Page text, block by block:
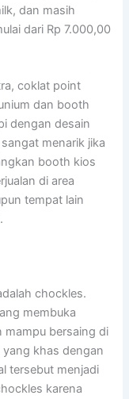
dan masih
dari Rp 7.000,00
coklat point
dan booth
dengan desain
menarik jika
booth kios
di area
tempat lain
chockles.
membuka
mampu bersaing di
khas dengan
tersebut menjadi
karena